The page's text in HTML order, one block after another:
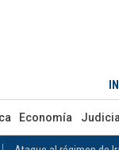
Economía Judicial
Rodríguez Zapatero